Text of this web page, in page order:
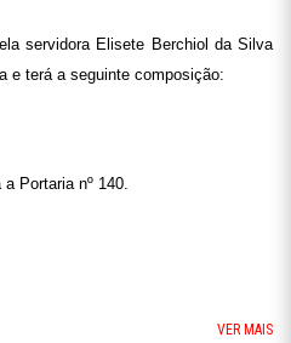
servidora Elisete Berchiol da Silva
e terá a seguinte composição:
Portaria nº 140.
VER MAIS